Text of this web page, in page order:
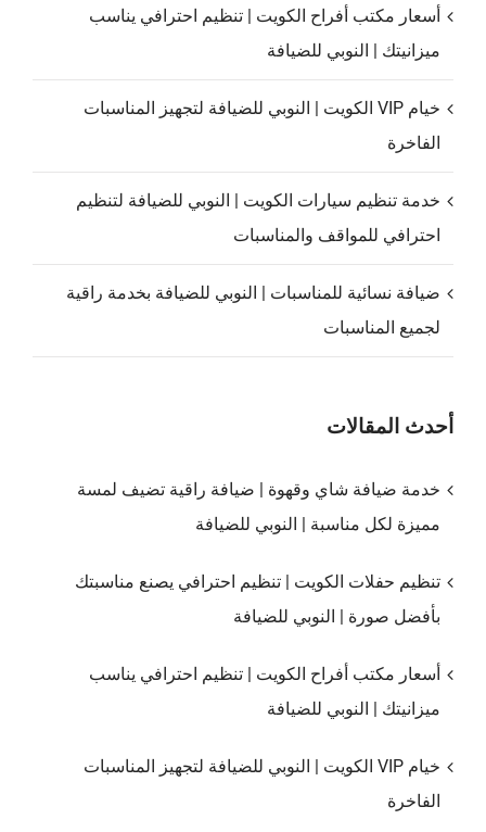
أسعار مكتب أفراح الكويت | تنظيم احترافي يناسب
ميزانيتك | النوبي للضيافة
خيام VIP الكويت | النوبي للضيافة لتجهيز المناسبات
الفاخرة
خدمة تنظيم سيارات الكويت | النوبي للضيافة لتنظيم
احترافي للمواقف والمناسبات
ضيافة نسائية للمناسبات | النوبي للضيافة بخدمة راقية
لجميع المناسبات
أحدث المقالات
خدمة ضيافة شاي وقهوة | ضيافة راقية تضيف لمسة
مميزة لكل مناسبة | النوبي للضيافة
تنظيم حفلات الكويت | تنظيم احترافي يصنع مناسبتك
بأفضل صورة | النوبي للضيافة
أسعار مكتب أفراح الكويت | تنظيم احترافي يناسب
ميزانيتك | النوبي للضيافة
خيام VIP الكويت | النوبي للضيافة لتجهيز المناسبات
الفاخرة